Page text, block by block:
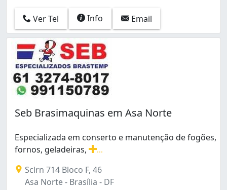
Ver Tel Info Email
Seb Brasimaquinas em Asa Norte
Especializada em conserto e manutenção de fogões,
fornos, geladeiras,
Sclrn 714 Bloco F, 46
Asa Norte - Brasília - DF